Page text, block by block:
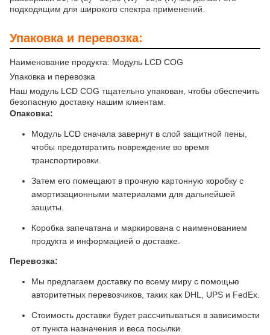
подходящим для широкого спектра применений.
Упаковка и перевозка:
Наименование продукта: Модуль LCD COG
Упаковка и перевозка
Наш модуль LCD COG тщательно упакован, чтобы обеспечить
безопасную доставку нашим клиентам.
Опаковка:
Модуль LCD сначала завернут в слой защитной пены,
чтобы предотвратить повреждение во время
транспортировки.
Затем его помещают в прочную картонную коробку с
амортизационными материалами для дальнейшей
защиты.
Коробка запечатана и маркирована с наименованием
продукта и информацией о доставке.
Перевозка:
Мы предлагаем доставку по всему миру с помощью
авторитетных перевозчиков, таких как DHL, UPS и FedEx.
Стоимость доставки будет рассчитываться в зависимости
от пункта назначения и веса посылки.